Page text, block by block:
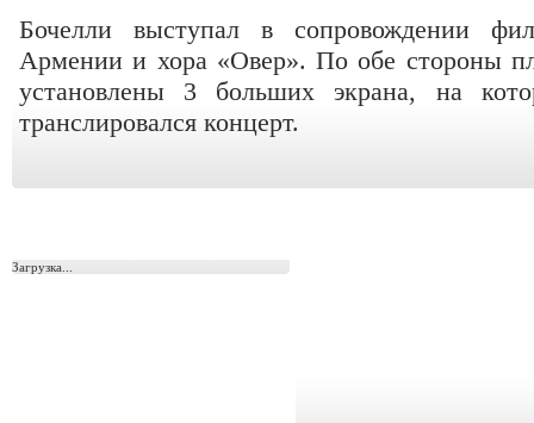
Бочелли выступал в сопровождении
Армении и хора «Овер». По обе стороны
установлены 3 больших экрана, на
транслировался концерт.
Загрузка...